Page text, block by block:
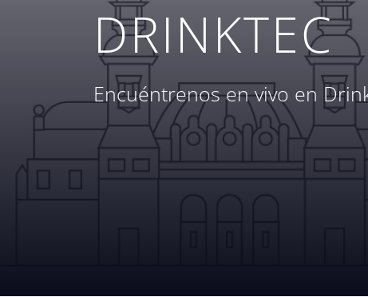
DRINKTEC
Encuéntrenos en vivo en